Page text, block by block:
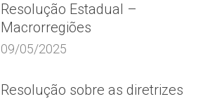
Resolução Estadual –
Macrorregiões
09/05/2025
Resolução sobre as diretrizes